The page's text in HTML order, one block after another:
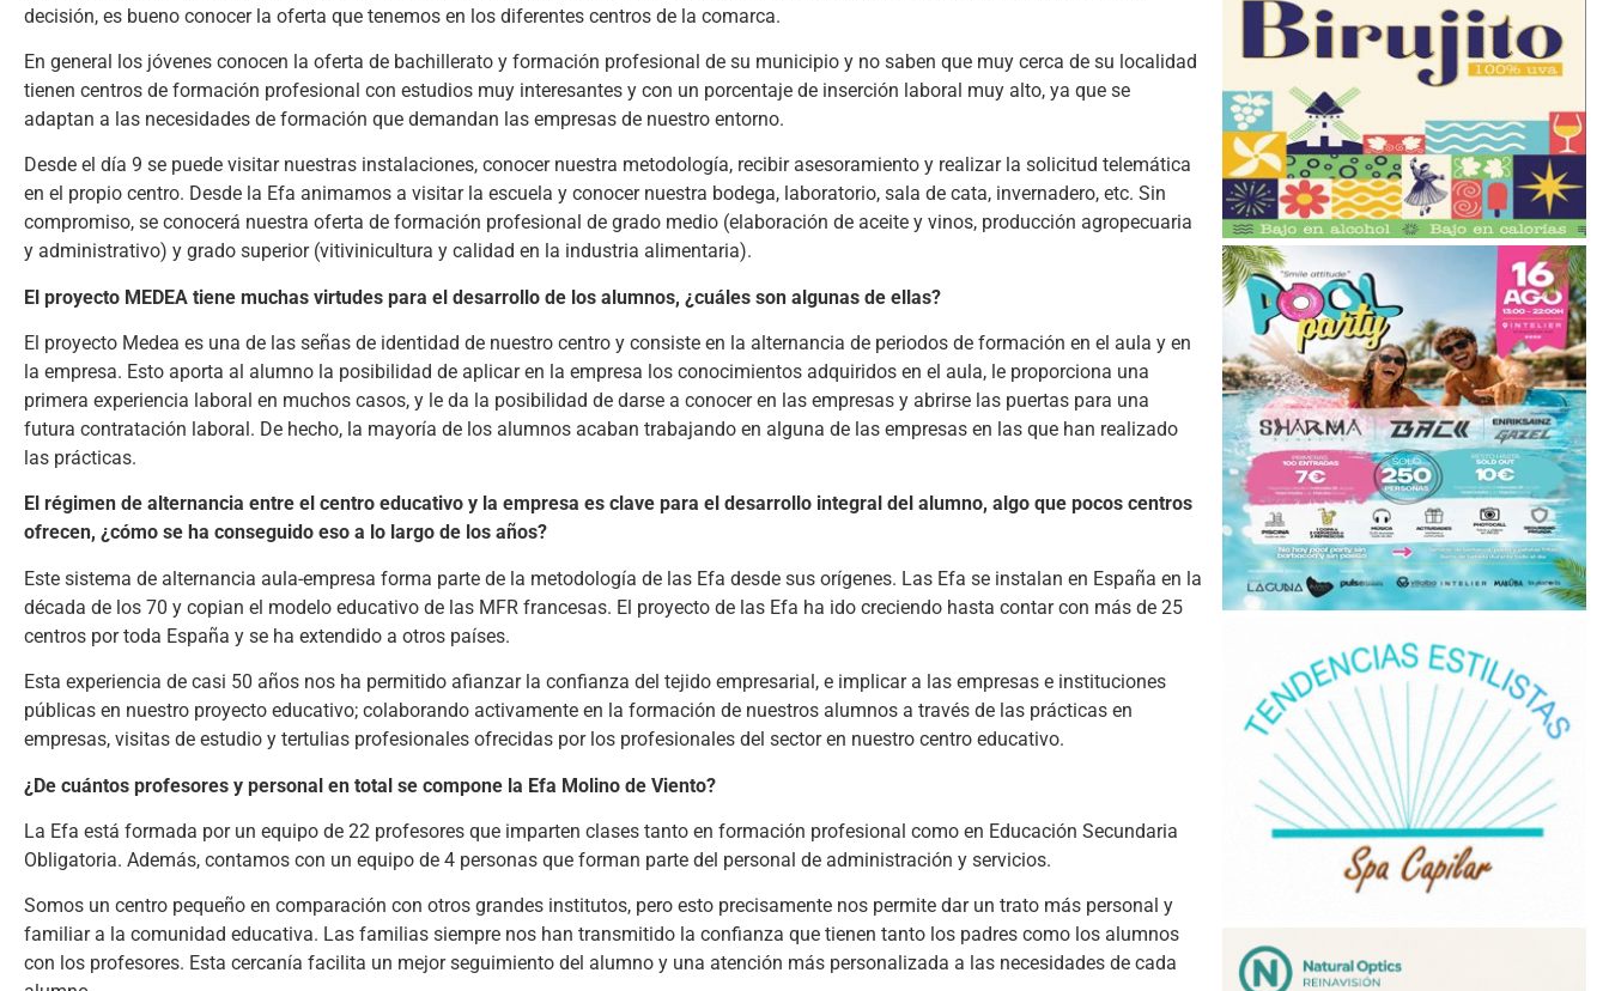
decisión, es bueno conocer la oferta que tenemos en los diferentes centros de la comarca.
En general los jóvenes conocen la oferta de bachillerato y formación profesional de su municipio y no saben que muy cerca de su localidad
tienen centros de formación profesional con estudios muy interesantes y con un porcentaje de inserción laboral muy alto, ya que se
adaptan a las necesidades de formación que demandan las empresas de nuestro entorno.
Desde el día 9 se puede visitar nuestras instalaciones, conocer nuestra metodología, recibir asesoramiento y realizar la solicitud telemática
en el propio centro. Desde la Efa animamos a visitar la escuela y conocer nuestra bodega, laboratorio, sala de cata, invernadero, etc. Sin
compromiso, se conocerá nuestra oferta de formación profesional de grado medio (elaboración de aceite y vinos, producción agropecuaria
y administrativo) y grado superior (vitivinicultura y calidad en la industria alimentaria).
El proyecto MEDEA tiene muchas virtudes para el desarrollo de los alumnos, ¿cuáles son algunas de ellas?
El proyecto Medea es una de las señas de identidad de nuestro centro y consiste en la alternancia de periodos de formación en el aula y en
la empresa. Esto aporta al alumno la posibilidad de aplicar en la empresa los conocimientos adquiridos en el aula, le proporciona una
primera experiencia laboral en muchos casos, y le da la posibilidad de darse a conocer en las empresas y abrirse las puertas para una
futura contratación laboral. De hecho, la mayoría de los alumnos acaban trabajando en alguna de las empresas en las que han realizado
las prácticas.
El régimen de alternancia entre el centro educativo y la empresa es clave para el desarrollo integral del alumno, algo que pocos centros
ofrecen, ¿cómo se ha conseguido eso a lo largo de los años?
Este sistema de alternancia aula-empresa forma parte de la metodología de las Efa desde sus orígenes. Las Efa se instalan en España en la
década de los 70 y copian el modelo educativo de las MFR francesas. El proyecto de las Efa ha ido creciendo hasta contar con más de 25
centros por toda España y se ha extendido a otros países.
Esta experiencia de casi 50 años nos ha permitido afianzar la confianza del tejido empresarial, e implicar a las empresas e instituciones
públicas en nuestro proyecto educativo; colaborando activamente en la formación de nuestros alumnos a través de las prácticas en
empresas, visitas de estudio y tertulias profesionales ofrecidas por los profesionales del sector en nuestro centro educativo.
¿De cuántos profesores y personal en total se compone la Efa Molino de Viento?
La Efa está formada por un equipo de 22 profesores que imparten clases tanto en formación profesional como en Educación Secundaria
Obligatoria. Además, contamos con un equipo de 4 personas que forman parte del personal de administración y servicios.
Somos un centro pequeño en comparación con otros grandes institutos, pero esto precisamente nos permite dar un trato más personal y
familiar a la comunidad educativa. Las familias siempre nos han transmitido la confianza que tienen tanto los padres como los alumnos
con los profesores. Esta cercanía facilita un mejor seguimiento del alumno y una atención más personalizada a las necesidades de cada